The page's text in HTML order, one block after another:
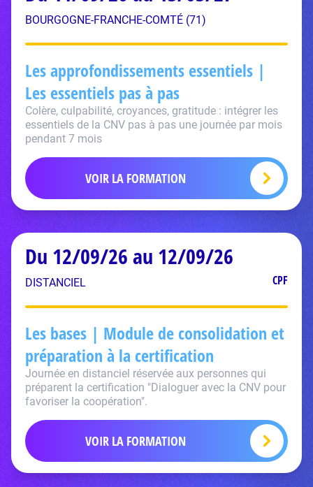
BOURGOGNE-FRANCHE-COMTÉ (71)
Les approfondissements essentiels |
Les essentiels pas à pas
Colère, culpabilité, croyances, gratitude : intégrer les
essentiels de la CNV pas à pas une journée par mois
pendant 7 mois
VOIR LA FORMATION
Du 12/09/26 au 12/09/26
DISTANCIEL CPF
Les bases | Module de consolidation et
préparation à la certification
Journée en distanciel réservée aux personnes qui
préparent la certification "Dialoguer avec la CNV pour
favoriser la coopération".
VOIR LA FORMATION